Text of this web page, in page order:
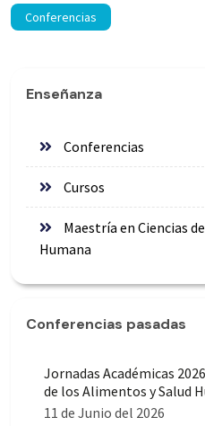
Conferencias
Enseñanza
Conferencias
Cursos
Maestría en Ciencias
Humana
Conferencias pasadas
Jornadas Académicas
de los Alimentos y Salud
11 de Junio del 2026